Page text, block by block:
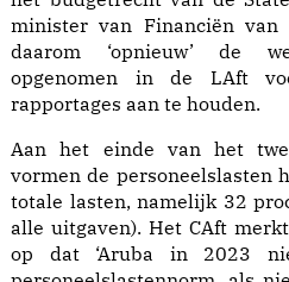
minister van Financiën van
daarom ‘opnieuw’ de
opgenomen in de LAft
rapportages aan te houden.
Aan het einde van het
vormen de personeelslasten
totale lasten, namelijk 32
alle uitgaven). Het CAft
op dat ‘Aruba in 2023